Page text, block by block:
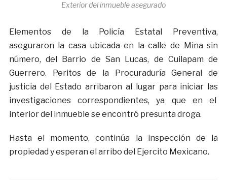
Exterior del inmueble asegurado
Elementos de la Policía Estatal Preventiva,
aseguraron la casa ubicada en la calle de Mina sin
número, del Barrio de San Lucas, de Cuilapam de
Guerrero. Peritos de la Procuraduría General de
justicia del Estado arribaron al lugar para iniciar las
investigaciones correspondientes, ya que en el
interior del inmueble se encontró presunta droga.
Hasta el momento, continúa la inspección de la
propiedad y esperan el arribo del Ejercito Mexicano.